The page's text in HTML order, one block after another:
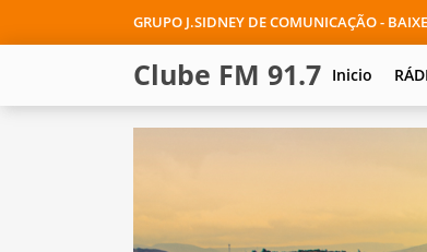
GRUPO J.SIDNEY DE COMUNICAÇÃO -
Clube FM 91.7 Inicio